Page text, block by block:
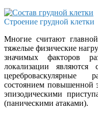
Строение грудной клетки
Многие считают
тяжелые физические
значимых факторов
локализации являются
цереброваскулярные
состоянием повышенной
эпизодическими
(паническими атаками).